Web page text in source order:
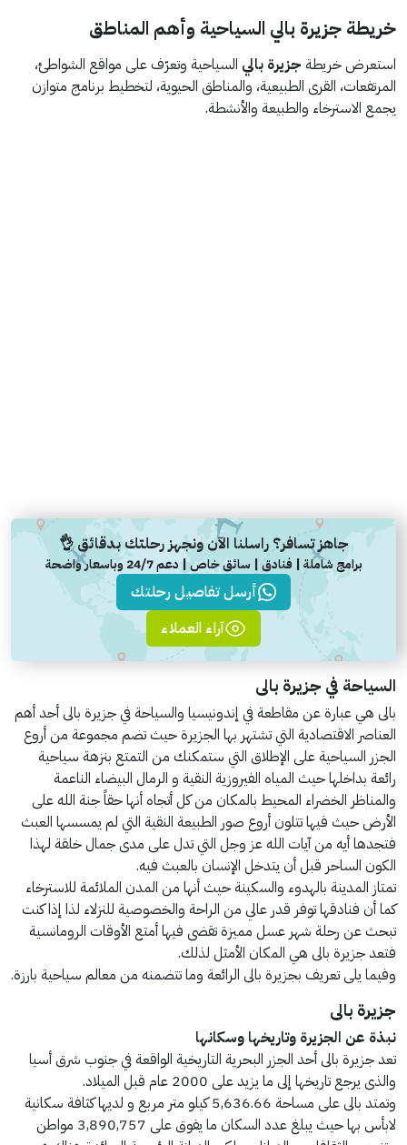
خريطة جزيرة بالي السياحية وأهم المناطق
استعرض خريطة جزيرة بالي السياحية وتعرّف على مواقع الشواطئ،
المرتفعات، القرى الطبيعية، والمناطق الحيوية، لتخطيط برنامج متوازن
يجمع الاسترخاء والطبيعة والأنشطة.
جاهز تسافر؟ راسلنا الآن ونجهز رحلتك بدقائق 👌
برامج شاملة | فنادق | سائق خاص | دعم 24/7 وباسعار واضحة
أرسل تفاصيل رحلتك
آراء العملاء
السياحة في جزيرة بالى
بالى هي عبارة عن مقاطعة في إندونيسيا والسياحة في جزيرة بالى أحد أهم
العناصر الاقتصادية التي تشتهر بها الجزيرة حيث تضم مجموعة من أروع
الجزر السياحية على الإطلاق التي ستمكنك من التمتع بنزهة سياحية
رائعة بداخلها حيث المياه الفيروزية النقية و الرمال البيضاء الناعمة
والمناظر الخضراء المحيط بالمكان من كل أتجاه أنها حقاً جنة الله على
الأرض حيث فيها تتلون أروع صور الطبيعة النقية التي لم يمسسها العبث
فتجدها أيه من آيات الله عز وجل التي تدل على مدى جمال خلقة لهذا
الكون الساحر قبل أن يتدخل الإنسان بالعبث فيه.
تمتاز المدينة بالهدوء والسكينة حيث أنها من المدن الملائمة للاسترخاء
كما أن فنادقها توفر قدر عالي من الراحة والخصوصية للنزلاء لذا إذا كنت
تبحث عن رحلة شهر عسل مميزة تقضى فيها أمتع الأوقات الرومانسية
فتعد جزيرة بالى هي المكان الأمثل لذلك.
وفيما يلى تعريف بجزيرة بالى الرائعة وما تتضمنه من معالم سياحية بارزة.
جزيرة بالى
نبذة عن الجزيرة وتاريخها وسكانها
تعد جزيرة بالى أحد الجزر البحرية التاريخية الواقعة في جنوب شرق أسيا
والذى يرجع تاريخها إلى ما يزيد على 2000 عام قبل الميلاد.
وتمتد بالى على مساحة 5,636.66 كيلو متر مربع و لديها كثافة سكانية
لابأس بها حيث يبلغ عدد السكان ما يفوق على 3,890,757 مواطن